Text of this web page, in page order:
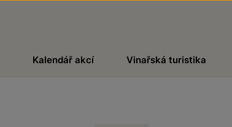
Kalendář akcí Vinařská turistika